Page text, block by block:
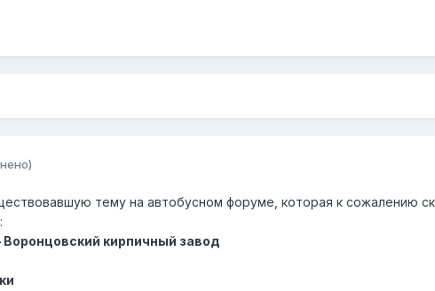
тему на автобусном форуме, которая к сожалению
Воронцовский кирпичный завод